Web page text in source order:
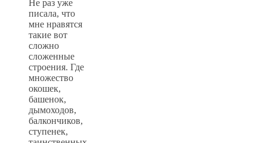
Не раз уже
писала, что
мне нравятся
такие вот
сложно
сложенные
строения. Где
множество
окошек,
башенок,
дымоходов,
балкончиков,
ступенек,